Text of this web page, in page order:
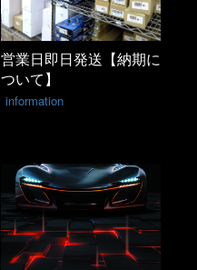
営業日即日発送【納期に
ついて】
information